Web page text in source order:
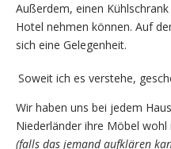
Außerdem, einen
Hotel nehmen können. Auf
sich eine Gelegenheit.
Soweit ich es verstehe,
Wir haben uns bei jedem
Niederländer ihre Möbel
(falls das jemand aufklären